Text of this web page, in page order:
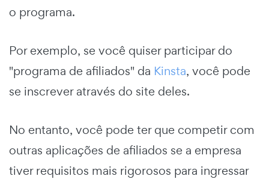
o programa.
Por exemplo, se você quiser participar do
"programa de afiliados" da Kinsta, você pode
se inscrever através do site deles.
No entanto, você pode ter que competir com
outras aplicações de afiliados se a empresa
tiver requisitos mais rigorosos para ingressar